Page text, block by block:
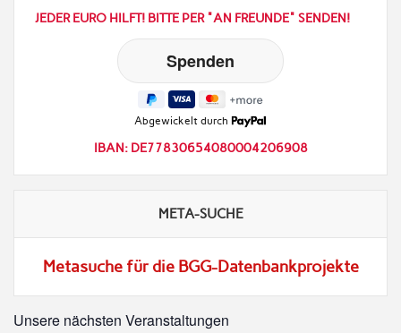
JEDER EURO HILFT! BITTE PER "AN FREUNDE" SENDEN!
Abgewickelt durch
IBAN: DE77830654080004206908
META-SUCHE
Metasuche für die BGG-Datenbankprojekte
Unsere nächsten Veranstaltungen